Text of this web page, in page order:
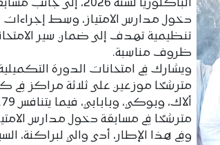
الباكلوريا لسنة 2026، إلى جانب
دخول مدارس الامتياز، وسط إجراءات
تنظيمية تهدف إلى ضمان سير
ظروف مناسبة.
مترشحًا موزعين على ثلاثة مراكز في
ألاك، وبوكي، وبابابي،
مترشحًا في مسابقة دخول مدارس
وفي هذا الإطار، أدى والي لبراكنة،